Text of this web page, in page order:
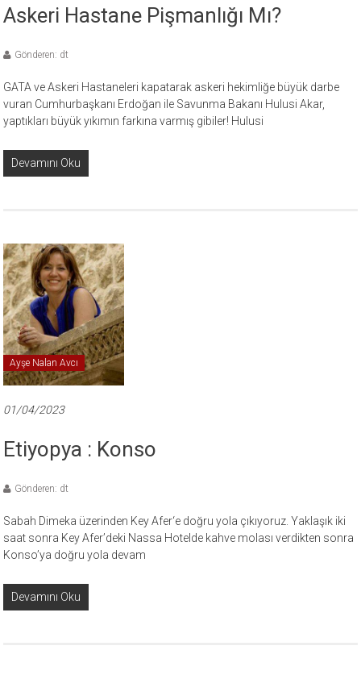
Askeri Hastane Pişmanlığı Mı?
Gönderen: dt
GATA ve Askeri Hastaneleri kapatarak askeri hekimliğe büyük darbe
vuran Cumhurbaşkanı Erdoğan ile Savunma Bakanı Hulusi Akar,
yaptıkları büyük yıkımın farkına varmış gibiler! Hulusi
Devamını Oku
Ayşe Nalan Avcı
01/04/2023
Etiyopya : Konso
Gönderen: dt
Sabah Dimeka üzerinden Key Afer‘e doğru yola çıkıyoruz. Yaklaşık iki
saat sonra Key Afer’deki Nassa Hotelde kahve molası verdikten sonra
Konso’ya doğru yola devam
Devamını Oku